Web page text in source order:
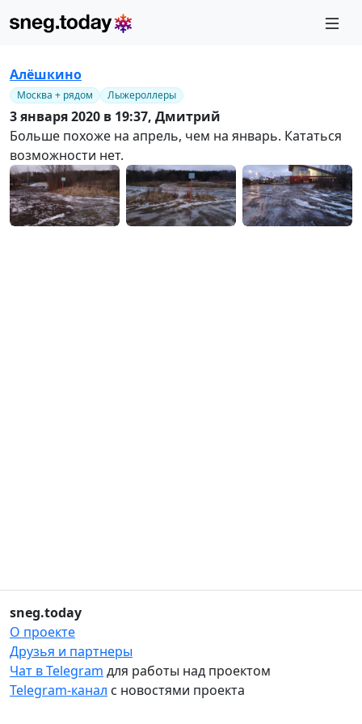
Алёшкино
Москва + рядом Лыжероллеры
3 января 2020 в 19:37, Дмитрий
Больше похоже на апрель, чем на январь. Кататься
возможности нет.
sneg.today
О проекте
Друзья и партнеры
Чат в Telegram для работы над проектом
Telegram-канал с новостями проекта